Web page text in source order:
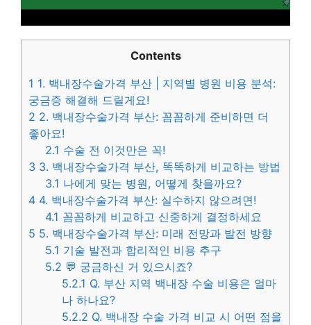
Contents
1 1. 백내장수술가격 부산 | 지역별 병원 비용 분석:
궁금증 해결해 드릴게요!
2 2. 백내장수술가격 부산: 꼼꼼하게 준비하면 더
좋아요!
2.1 수술 전 이것만은 꼭!
3 3. 백내장수술가격 부산, 똑똑하게 비교하는 방법
3.1 나에게 맞는 병원, 어떻게 찾을까요?
4 4. 백내장수술가격 부산: 실수하지 않으려면!
4.1 꼼꼼하게 비교하고 신중하게 결정하세요
5 5. 백내장수술가격 부산: 미래 전망과 발전 방향
5.1 기술 발전과 합리적인 비용 추구
5.2 💬 궁금하신 거 있으시죠?
5.2.1 Q. 부산 지역 백내장 수술 비용은 얼마
나 하나요?
5.2.2 Q. 백내장 수술 가격 비교 시 어떤 점을